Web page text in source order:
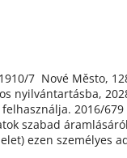
7 Nové Město,
nyilvántartásba,
2016/679
szabad
ezen személyes